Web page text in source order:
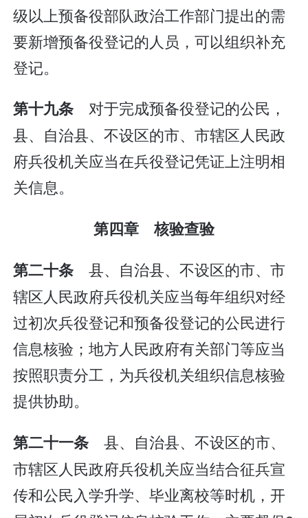
级以上预备役部队政治工作部门提出的需
要新增预备役登记的人员，可以组织补充
登记。
第十九条对于完成预备役登记的公民，
县、自治县、不设区的市、市辖区人民政
府兵役机关应当在兵役登记凭证上注明相
关信息。
第四章 核验查验
第二十条 县、自治县、不设区的市、市
辖区人民政府兵役机关应当每年组织对经
过初次兵役登记和预备役登记的公民进行
信息核验；地方人民政府有关部门等应当
按照职责分工，为兵役机关组织信息核验
提供协助。
第二十一条 县、自治县、不设区的市、
市辖区人民政府兵役机关应当结合征兵宣
传和公民入学升学、毕业离校等时机，开